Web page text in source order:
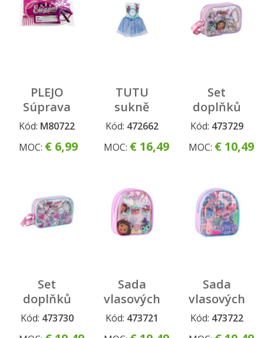
PLEJO
Súprava
pre malú
Kód: M80722
MOC: € 6,99
TUTU
sukně
Stitch
Kód: 472662
MOC: € 16,49
Set
doplňků
do vlasů
Doll´s
Kód: 473729
MOC: € 10,49
Set
doplňků
do vlasů
Kód: 473730
Sada
vlasových
doplňků
Kód: 473721
Sada
vlasových
doplňků
Kód: 473722